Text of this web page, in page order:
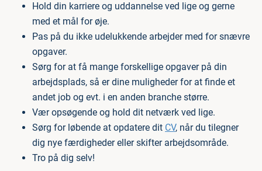
Hold din karriere og uddannelse ved lige og gerne
med et mål for øje.
Pas på du ikke udelukkende arbejder med for snævre
opgaver.
Sørg for at få mange forskellige opgaver på din
arbejdsplads, så er dine muligheder for at finde et
andet job og evt. i en anden branche større.
Vær opsøgende og hold dit netværk ved lige.
Sørg for løbende at opdatere dit CV, når du tilegner
dig nye færdigheder eller skifter arbejdsområde.
Tro på dig selv!